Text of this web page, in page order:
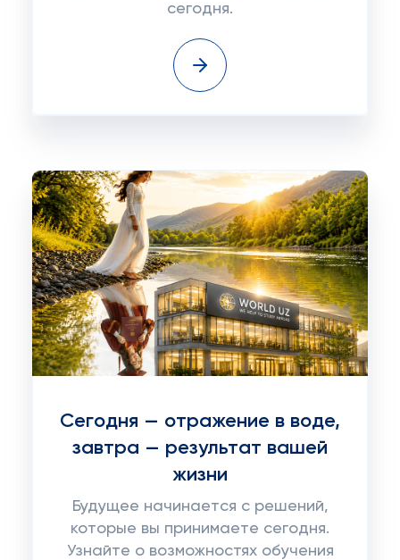
сегодня.
Сегодня — отражение в воде,
завтра — результат вашей
жизни
Будущее начинается с решений,
которые вы принимаете сегодня.
Узнайте о возможностях обучения